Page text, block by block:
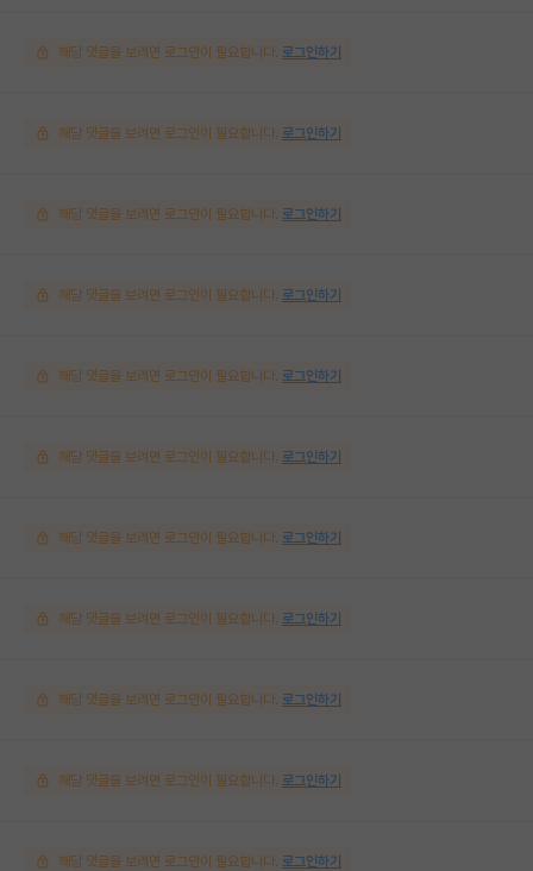
해당 댓글을 보려면 로그인이 필요합니다. 로그인하기
해당 댓글을 보려면 로그인이 필요합니다. 로그인하기
해당 댓글을 보려면 로그인이 필요합니다. 로그인하기
해당 댓글을 보려면 로그인이 필요합니다. 로그인하기
해당 댓글을 보려면 로그인이 필요합니다. 로그인하기
해당 댓글을 보려면 로그인이 필요합니다. 로그인하기
해당 댓글을 보려면 로그인이 필요합니다. 로그인하기
해당 댓글을 보려면 로그인이 필요합니다. 로그인하기
해당 댓글을 보려면 로그인이 필요합니다. 로그인하기
해당 댓글을 보려면 로그인이 필요합니다. 로그인하기
해당 댓글을 보려면 로그인이 필요합니다. 로그인하기